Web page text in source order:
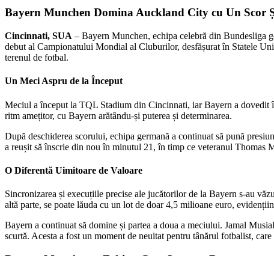
Bayern Munchen Domina Auckland City cu Un
Cincinnati, SUA – Bayern Munchen, echipa celebră din Bundesliga
debut al Campionatului Mondial al Cluburilor, desfășurat în Statele
terenul de fotbal.
Un Meci Aspru de la Început
Meciul a început la TQL Stadium din Cincinnati, iar Bayern a dovedit
ritm amețitor, cu Bayern arătându-și puterea și determinarea.
După deschiderea scorului, echipa germană a continuat să pună
a reușit să înscrie din nou în minutul 21, în timp ce veteranul
O Diferentă Uimitoare de Valoare
Sincronizarea și execuțiile precise ale jucătorilor de la Bayern s-au
altă parte, se poate lăuda cu un lot de doar 4,5 milioane euro,
Bayern a continuat să domine și partea a doua a meciului. Jamal
scurtă. Acesta a fost un moment de neuitat pentru tânărul fotbalist,